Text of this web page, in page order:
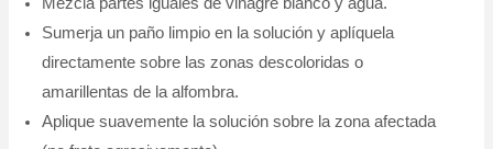
Sumerja un paño limpio en la solución y aplíquela
directamente sobre las zonas descoloridas o
amarillentas de la alfombra.
Aplique suavemente la solución sobre la zona afectada